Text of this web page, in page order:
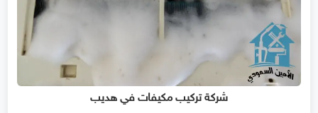
شركة تركيب مكيفات في هديب